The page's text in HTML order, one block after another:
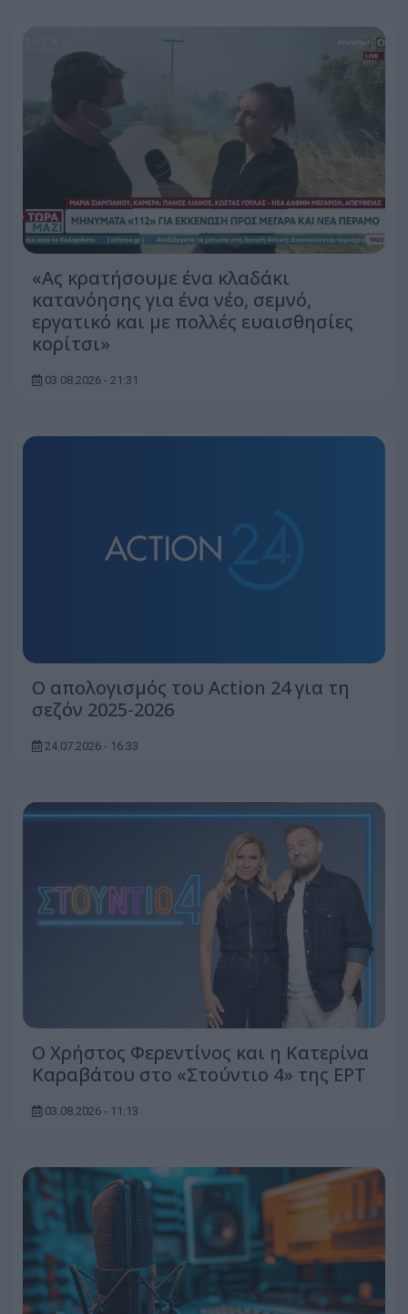
«Ας κρατήσουμε ένα κλαδάκι
κατανόησης για ένα νέο, σεμνό,
εργατικό και με πολλές ευαισθησίες
κορίτσι»
03.08.2026 - 21:31
Ο απολογισμός του Action 24 για τη
σεζόν 2025-2026
24.07.2026 - 16:33
O Χρήστος Φερεντίνος και η Κατερίνα
Καραβάτου στο «Στούντιο 4» της ΕΡΤ
03.08.2026 - 11:13